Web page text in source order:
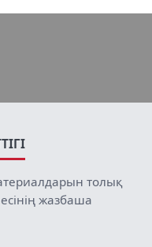
толық
жазбаша